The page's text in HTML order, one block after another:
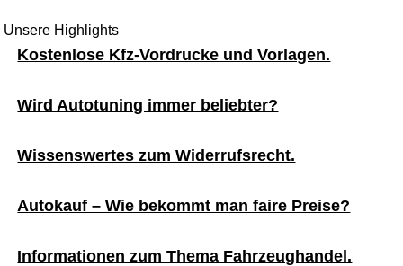
Unsere Highlights
Kostenlose Kfz-Vordrucke und Vorlagen.
Wird Autotuning immer beliebter?
Wissenswertes zum Widerrufsrecht.
Autokauf – Wie bekommt man faire Preise?
Informationen zum Thema Fahrzeughandel.